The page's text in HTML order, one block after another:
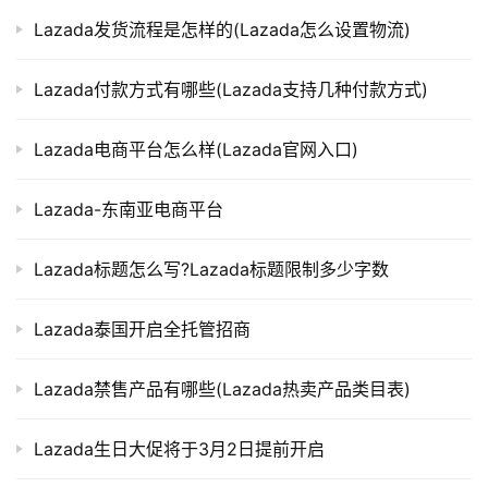
Lazada发货流程是怎样的(Lazada怎么设置物流)
Lazada付款方式有哪些(Lazada支持几种付款方式)
Lazada电商平台怎么样(Lazada官网入口)
Lazada-东南亚电商平台
Lazada标题怎么写?Lazada标题限制多少字数
Lazada泰国开启全托管招商
Lazada禁售产品有哪些(Lazada热卖产品类目表)
Lazada生日大促将于3月2日提前开启